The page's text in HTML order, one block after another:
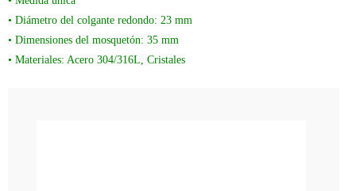
• Diámetro del colgante redondo: 23 mm
• Dimensiones del mosquetón: 35 mm
• Materiales: Acero 304/316L, Cristales